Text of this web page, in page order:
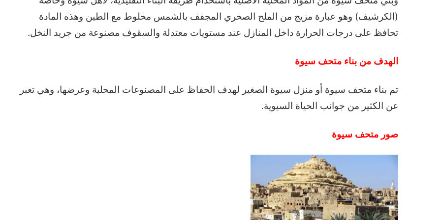
(الكرشيف) وهو عبارة مزيج من الملح الصخري المجفف بالشمس مخلوط مع الطين وهذه المادة
تحافظ على درجات الحرارة داخل المنازل عند مستويات معتدلة والسقوف مصنوعة من جريد النخل.
الهدف من بناء متحف سيوة
تم بناء متحف سيوة أو منزل سيوة الصغير لهدف الحفاظ على المصنوعات المحلية وعرضها، وهي تعبر
عن الكثير من جوانب الحياة السيوية.
صور متحف سيوة